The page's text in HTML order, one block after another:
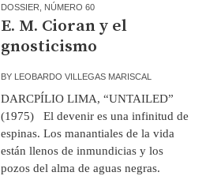
DOSSIER
NÚMERO 60
E. M. Cioran y el
gnosticismo
BY LEOBARDO VILLEGAS MARISCAL
DARCPÍLIO LIMA, “UNTAILED”
(1975) El devenir es una infinitud de
espinas. Los manantiales de la vida
están llenos de inmundicias y los
pozos del alma de aguas negras.